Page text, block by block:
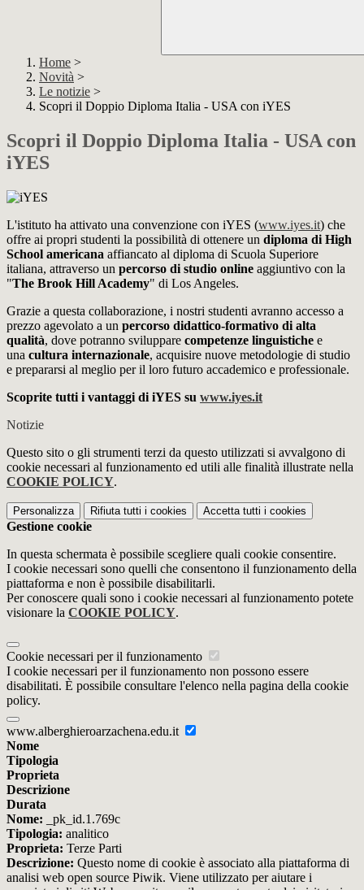
Home >
Novità >
Le notizie >
Scopri il Doppio Diploma Italia - USA con iYES
Scopri il Doppio Diploma Italia - USA con
iYES
L'istituto ha attivato una convenzione con iYES (www.iyes.it) che
offre ai propri studenti la possibilità di ottenere un diploma di High
School americana affiancato al diploma di Scuola Superiore
italiana, attraverso un percorso di studio online aggiuntivo con la
"The Brook Hill Academy" di Los Angeles.
Grazie a questa collaborazione, i nostri studenti avranno accesso a
prezzo agevolato a un percorso didattico-formativo di alta
qualità, dove potranno sviluppare competenze linguistiche e
una cultura internazionale, acquisire nuove metodologie di studio
e prepararsi al meglio per il loro futuro accademico e professionale.
Scoprite tutti i vantaggi di iYES su www.iyes.it
Notizie
Questo sito o gli strumenti terzi da questo utilizzati si avvalgono di
cookie necessari al funzionamento ed utili alle finalità illustrate nella
COOKIE POLICY.
Personalizza Rifiuta tutti i cookies Accetta tutti i cookies
Gestione cookie
In questa schermata è possibile scegliere quali cookie consentire.
I cookie necessari sono quelli che consentono il funzionamento della
piattaforma e non è possibile disabilitarli.
Per conoscere quali sono i cookie necessari al funzionamento potete
visionare la COOKIE POLICY.
Cookie necessari per il funzionamento
I cookie necessari per il funzionamento non possono essere
disabilitati. È possibile consultare l'elenco nella pagina della cookie
policy.
www.alberghieroarzachena.edu.it
Nome
Tipologia
Proprieta
Descrizione
Durata
Nome: _pk_id.1.769c
Tipologia: analitico
Proprieta: Terze Parti
Descrizione: Questo nome di cookie è associato alla piattaforma di
analisi web open source Piwik. Viene utilizzato per aiutare i